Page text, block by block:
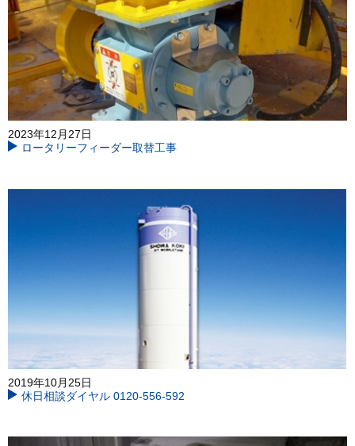
2023年12月27日
ロータリーフィーダー取替工事
2019年10月25日
休日相談ダイヤル 0120-556-592